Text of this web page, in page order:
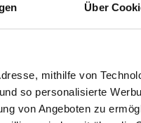
Über
mithilfe von
so personalisierte
von Angeboten zu
Taste, die rechts
automatisch in die